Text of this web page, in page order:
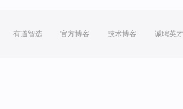
有道智选 官方博客 技术博客 诚聘英才